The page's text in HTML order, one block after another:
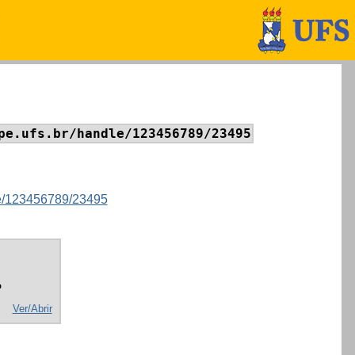
handle/123456789/23495
123456789/23495
Ver/Abrir